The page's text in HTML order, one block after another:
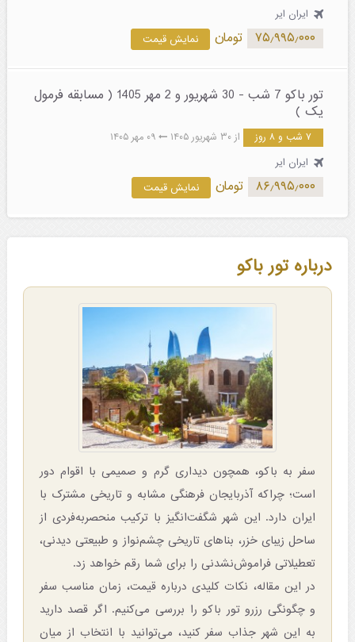
ایران ایر
۷۵٫۹۹۵٫۰۰۰ تومان نمایش قیمت
تور باکو 7 شب - 30 شهریور و 2 مهر 1405 ( مسابقه فرمول
یک )
۷ شب و ۸ روز از ۳۰ شهریور ۱۴۰۵
۰۹ مهر ۱۴۰۵
ایران ایر
۸۶٫۹۹۵٫۰۰۰ تومان نمایش قیمت
درباره تور باکو
سفر به باکو، همچون دیداری گرم و صمیمی با اقوام دور
است؛ چراکه آذربایجان فرهنگی مشابه و تاریخی مشترک با
ایران دارد. این شهر شگفت‌انگیز با ترکیب منحصربه‌فردی از
ساحل زیبای خزر، بناهای تاریخی چشم‌نواز و طبیعتی دیدنی،
تعطیلاتی فراموش‌نشدنی را برای شما رقم خواهد زد.
در این مقاله، نکات کلیدی درباره قیمت، زمان مناسب سفر
و چگونگی رزرو تور باکو را بررسی می‌کنیم. اگر قصد دارید
به این شهر جذاب سفر کنید، می‌توانید با انتخاب از میان